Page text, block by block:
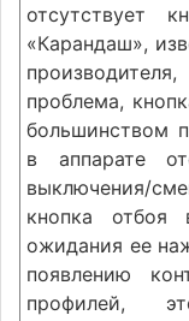
отсутствует
«Карандаш»,
проблема,
большинством
в аппарате
выключения/
кнопка
ожидания ее
появлению
профилей,